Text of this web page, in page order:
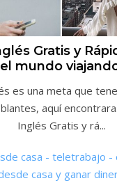
Gratis y
el mundo
es una meta que
aquí
Inglés Gratis y rá...